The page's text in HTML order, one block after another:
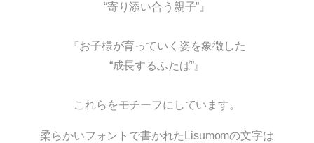
“寄り添い合う親子”』
『お子様が育っていく姿を象徴した
“成長するふたば”』
これらをモチーフにしています。
柔らかいフォントで書かれたLisumomの文字は